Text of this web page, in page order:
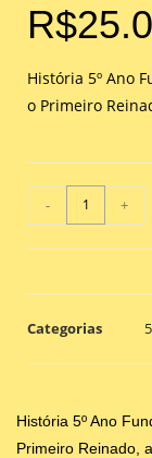
R$
História 5º Ano
o Primeiro
- +
Categorias
História 5º Ano
Primeiro Reinado,